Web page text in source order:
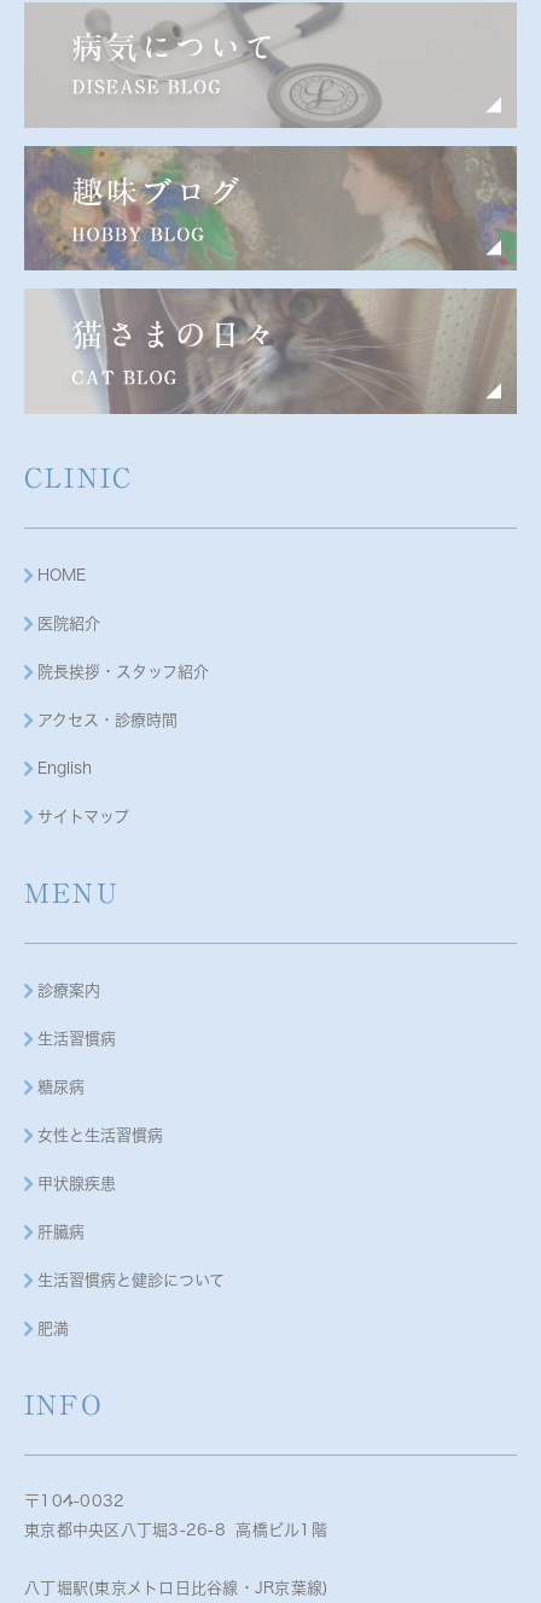
CLINIC
HOME
医院紹介
院長挨拶・スタッフ紹介
アクセス・診療時間
English
サイトマップ
MENU
診療案内
生活習慣病
糖尿病
女性と生活習慣病
甲状腺疾患
肝臓病
生活習慣病と健診について
肥満
INFO
〒104-0032
東京都中央区八丁堀3-26-8 高橋ビル1階
八丁堀駅(東京メトロ日比谷線・JR京葉線)